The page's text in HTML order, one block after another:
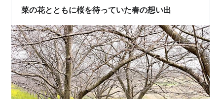
きであり、開花が始まったのは4月8日でした。 満開は4
菜の花とともに桜を待っていた春の想い出